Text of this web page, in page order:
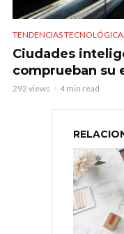
TENDENCIAS
Ciudades
comprueban su
292 views 4 min read